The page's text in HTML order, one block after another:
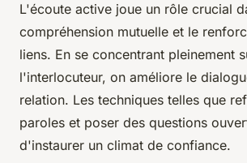
L'écoute active joue un rôle crucial
compréhension mutuelle et le
liens. En se concentrant pleinement
l'interlocuteur, on améliore le
relation. Les techniques telles que
paroles et poser des questions
d'instaurer un climat de confiance.